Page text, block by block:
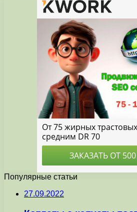
Популярные статьи
27.09.2022